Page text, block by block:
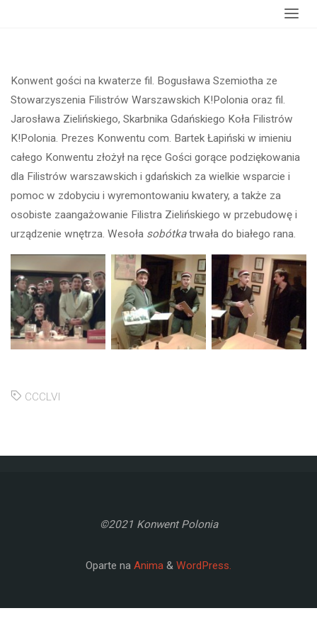
Konwent gości na kwaterze fil. Bogusława Szemiotha ze
Stowarzyszenia Filistrów Warszawskich K!Polonia oraz fil.
Jarosława Zielińskiego, Skarbnika Gdańskiego Koła Filistrów
K!Polonia. Prezes Konwentu com. Bartek Łapiński w imieniu
całego Konwentu złożył na ręce Gości gorące podziękowania
dla Filistrów warszawskich i gdańskich za wielkie wsparcie i
pomoc w zdobyciu i wyremontowaniu kwatery, a także za
osobiste zaangażowanie Filistra Zielińskiego w przebudowę i
urządzenie wnętrza. Wesoła sobótkatrwała do białego rana.
CCCLVI
©2021 Konwent Polonia
Oparte na Anima & WordPress.